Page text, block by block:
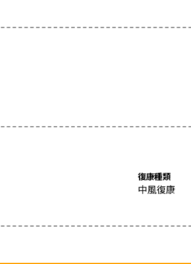
復康種類
中風復康